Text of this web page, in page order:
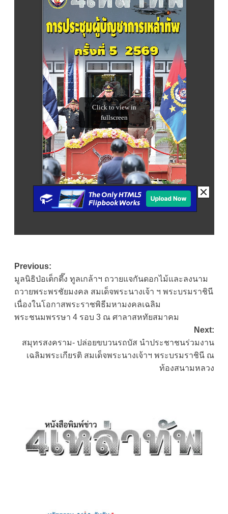
Post
navigation
Previous:
มูลนิธิป่อเต็กตึ๊ง ทูลเกล้าฯ ถวายแจกันดอกไม้และลงนาม
ถวายพระพรชัยมงคล สมเด็จพระนางเจ้า ฯ พระบรมราชินี
เนื่องในโอกาสพระราชพิธีมหามงคลเฉลิม
พระชนมพรรษา 4 รอบ 3 ณ ศาลาสหทัยสมาคม
Next:
สมุทรสงคราม- ปล่อยขบวนรถบัส นำประชาชนร่วมงาน
เฉลิมพระเกียรติ สมเด็จพระนางเจ้าฯ พระบรมราชินี ณ
ท้องสนามหลวง